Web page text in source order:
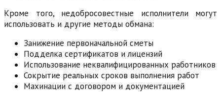
Кроме того, недобросовестные исполнители могут
использовать и другие методы обмана:
Занижение первоначальной сметы
Подделка сертификатов и лицензий
Использование неквалифицированных работников
Сокрытие реальных сроков выполнения работ
Махинации с договором и документацией